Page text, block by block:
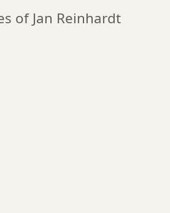
of Jan Reinhardt